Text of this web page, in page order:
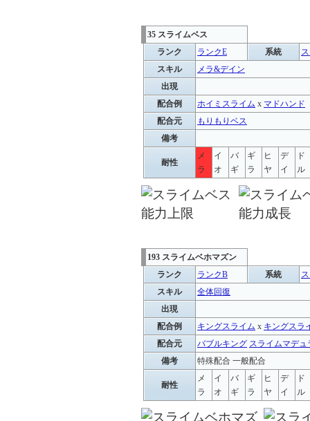
35 スライムベス
ランク
ランクE 系統
スキル
メラ&デイン
出現
配合例
ホイミスライム x マドハンド
配合元
もりもりベス
備考
耐性
メ
ラ
イ
オ
バ
ギ
ギ
ラ
ヒ
ヤ
デ
イ
ド
ル
193 スライムベホマズン
ランク
ランクB 系統
スキル
全体回復
出現
配合例
キングスライム x キングスラ
配合元
バブルキング スライムマデュ
備考
特殊配合 一般配合
耐性
メ
ラ
イ
オ
バ
ギ
ギ
ラ
ヒ
ヤ
デ
イ
ド
ル